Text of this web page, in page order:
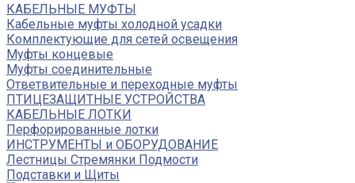
КАБЕЛЬНЫЕ МУФТЫ
Кабельные муфты холодной усадки
Комплектующие для сетей освещения
Муфты концевые
Муфты соединительные
Ответвительные и переходные муфты
ПТИЦЕЗАЩИТНЫЕ УСТРОЙСТВА
КАБЕЛЬНЫЕ ЛОТКИ
Перфорированные лотки
ИНСТРУМЕНТЫ и ОБОРУДОВАНИЕ
Лестницы Стремянки Подмости
Подставки и Щиты